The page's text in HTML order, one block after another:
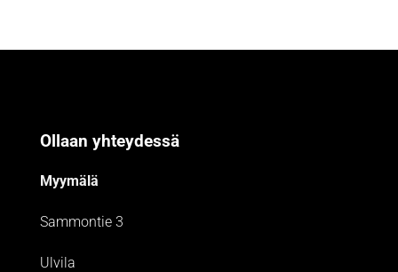
Ollaan yhteydessä
Myymälä
Sammontie 3
Ulvila